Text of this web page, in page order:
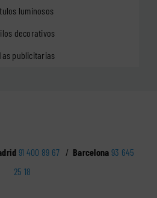
luminosos
decorativos
publicitarias
91 400 89 67 / Barcelona 93 645
25 18